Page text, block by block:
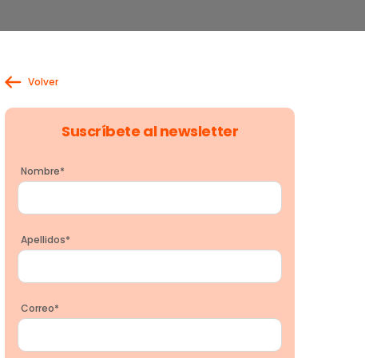
Volver
Suscríbete al newsletter
Nombre*
Apellidos*
Correo*